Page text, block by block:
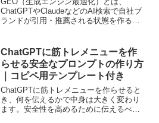
版】
ChatGPTやClaudeなどのAI検索で自社ブ
ランドが引用・推薦される状態を作る新
FAQまで、現役実践者が2026年最新情報
で解説します。
ChatGPTに筋トレメニューを作
らせる安全なプロンプトの作り方
｜コピペ用テンプレート付き
ChatGPTに筋トレメニューを作らせると
き、何を伝えるかで中身は大きく変わり
ます。安全性を高めるために伝えるべき6